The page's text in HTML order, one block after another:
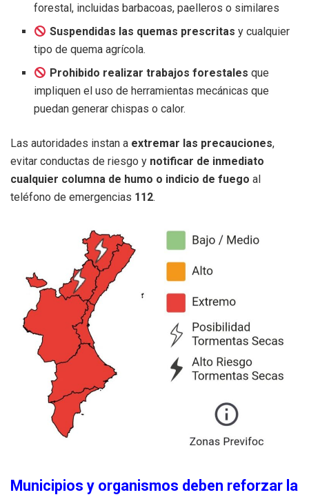
forestal, incluidas barbacoas, paelleros o similares
Suspendidas las quemas prescritas y cualquier
tipo de quema agrícola.
Prohibido realizar trabajos forestales que
impliquen el uso de herramientas mecánicas que
puedan generar chispas o calor.
Las autoridades instan a extremar las precauciones,
evitar conductas de riesgo y notificar de inmediato
cualquier columna de humo o indicio de fuego al
teléfono de emergencias 112.
Municipios y organismos deben reforzar la